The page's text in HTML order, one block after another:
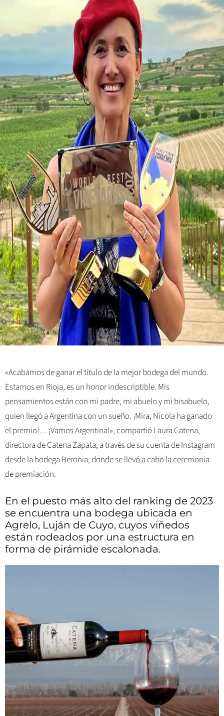
«Acabamos de ganar el título de la mejor bodega del mundo.
Estamos en Rioja, es un honor indescriptible. Mis
pensamientos están con mi padre, mi abuelo y mi bisabuelo,
quien llegó a Argentina con un sueño. ¡Mira, Nicola ha ganado
el premio!… ¡Vamos Argentina!», compartió Laura Catena,
directora de Catena Zapata, a través de su cuenta de Instagram
desde la bodega Beronia, donde se llevó a cabo la ceremonia
de premiación.
En el puesto más alto del ranking de 2023
se encuentra una bodega ubicada en
Agrelo, Luján de Cuyo, cuyos viñedos
están rodeados por una estructura en
forma de pirámide escalonada.